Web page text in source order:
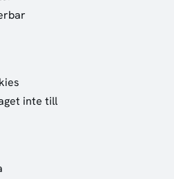
inte till